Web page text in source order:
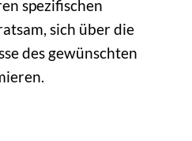
spezifischen
sich über die
des gewünschten